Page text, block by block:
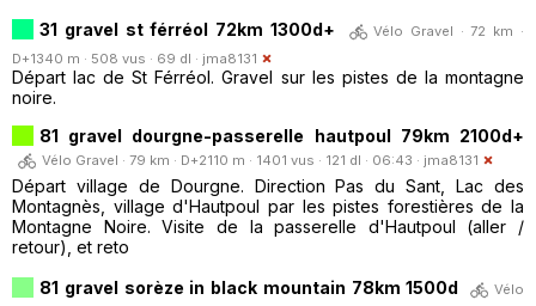
31 gravel st férréol 72km 1300d+
Vélo Gravel · 72 km ·
D+1340 m · 508 vus · 69 dl · jma8131
Départ lac de St Férréol. Gravel sur les pistes de la montagne
noire.
81 gravel dourgne-passerelle hautpoul 79km 2100d+
Vélo Gravel · 79 km · D+2110 m · 1401 vus · 121 dl · 06:43 · jma8131
Départ village de Dourgne. Direction Pas du Sant, Lac des
Montagnès, village d'Hautpoul par les pistes forestières de la
Montagne Noire. Visite de la passerelle d'Hautpoul (aller /
retour), et reto
81 gravel sorèze in black mountain 78km 1500d
Vélo